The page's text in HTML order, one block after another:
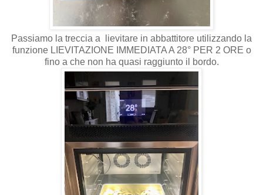
Passiamo la treccia a lievitare in abbattitore utilizzando la
funzione LIEVITAZIONE IMMEDIATA A 28° PER 2 ORE o
fino a che non ha quasi raggiunto il bordo.